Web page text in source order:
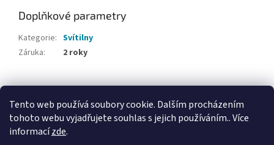
Tento web používá soubory cookie. Dalším procházením
tohoto webu vyjadřujete souhlas s jejich používáním.. Více
informacízde.
Doplňkové parametry
Kategorie: Svítilny
Záruka: 2 roky
Z
Webové stránky Divecentra CZ